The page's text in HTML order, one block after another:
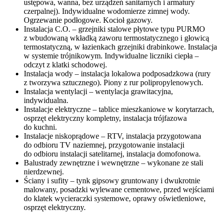
ustępowa, wanna, bez urządzeń sanitarnych i armatury
czerpalnej). Indywidualne wodomierze zimnej wody.
Ogrzewanie podłogowe. Kocioł gazowy.
Instalacja C.O. – grzejniki stalowe płytowe typu PURMO
z wbudowaną wkładką zaworu termostatycznego i głowicą
termostatyczną, w łazienkach grzejniki drabinkowe. Instalacja
w systemie trójnikowym. Indywidualne liczniki ciepła –
odczyt z klatki schodowej.
Instalacja wody – instalacja lokalowa podposadzkowa (rury
z tworzywa sztucznego). Piony z rur polipropylenowych.
Instalacja wentylacji – wentylacja grawitacyjna,
indywidualna.
Instalacje elektryczne – tablice mieszkaniowe w korytarzach,
osprzęt elektryczny kompletny, instalacja trójfazowa
do kuchni.
Instalacje niskoprądowe – RTV, instalacja przygotowana
do odbioru TV naziemnej, przygotowanie instalacji
do odbioru instalacji satelitarnej, instalacja domofonowa.
Balustrady zewnętrzne i wewnętrzne – wykonane ze stali
nierdzewnej.
Ściany i sufity – tynk gipsowy gruntowany i dwukrotnie
malowany, posadzki wylewane cementowe, przed wejściami
do klatek wycieraczki systemowe, oprawy oświetleniowe,
osprzęt elektryczny.